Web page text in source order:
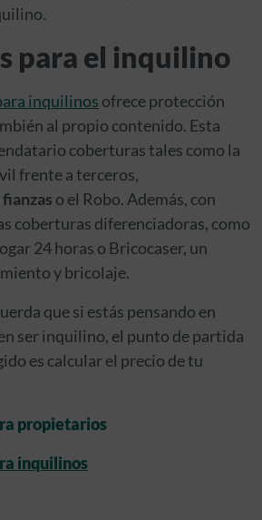
para el inquilino
inquilinos ofrece protección
al propio contenido. Esta
coberturas tales como la
frente a terceros,
o el Robo. Además, con
coberturas diferenciadoras, como
24 horas o Bricocaser, un
y bricolaje.
que si estás pensando en
ser inquilino, el punto de partida
es calcular el precio de tu
propietarios
inquilinos